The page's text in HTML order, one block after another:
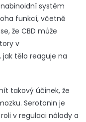
systém
funkcí, včetně
že CBD může
v
tělo reaguje na
takový účinek, že
Serotonin je
v regulaci nálady a